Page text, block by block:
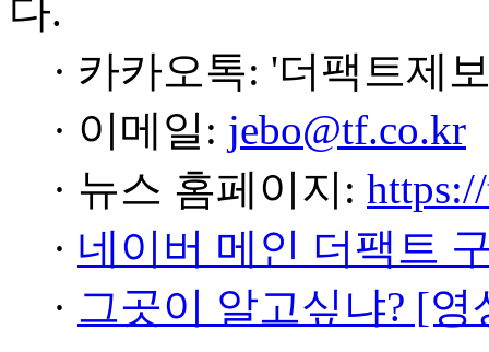
다.
· 카카오톡: '더팩트제
· 이메일: jebo@tf.co.kr
· 뉴스 홈페이지:
· 네이버 메인 더팩트
· 그곳이 알고싶냐? [